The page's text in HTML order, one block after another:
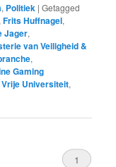
, Politiek |Getagged
,Frits Huffnagel,
Jager,
van Veiligheid &
,
Gaming
Vrije Universiteit,
1